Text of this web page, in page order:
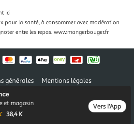
et magasin
38,4 K
Vers l'App
ici
pour la santé, à consommer avec modération
entre les repas. www.mangerbouger.fr
générales
Mentions légales
promotions
Informations légales marketplace
© Tous droits réservés